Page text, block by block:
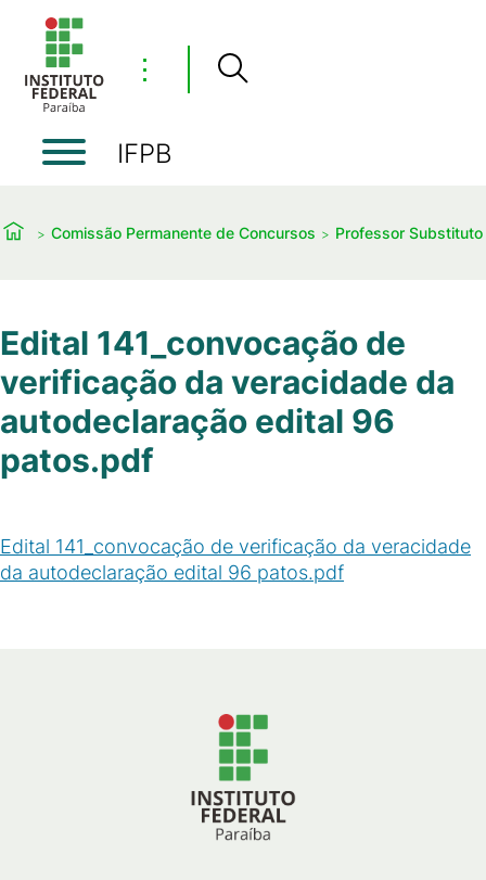
⋮
IFPB
Comissão Permanente de Concursos Professor Substituto
Edital 141_convocação de
verificação da veracidade da
autodeclaração edital 96
patos.pdf
Edital 141_convocação de verificação da veracidade
da autodeclaração edital 96 patos.pdf